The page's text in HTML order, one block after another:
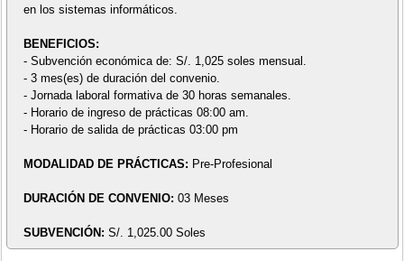
en los sistemas informáticos.
BENEFICIOS:
- Subvención económica de: S/. 1,025 soles mensual.
- 3 mes(es) de duración del convenio.
- Jornada laboral formativa de 30 horas semanales.
- Horario de ingreso de prácticas 08:00 am.
- Horario de salida de prácticas 03:00 pm
MODALIDAD DE PRÁCTICAS: Pre-Profesional
DURACIÓN DE CONVENIO: 03 Meses
SUBVENCIÓN: S/. 1,025.00 Soles